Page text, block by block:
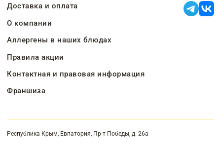
Доставка и оплата
О компании
Аллергены в наших блюдах
Правила акции
Контактная и правовая информация
Франшиза
Республика Крым, Евпатория, Пр-т Победы, д. 26а